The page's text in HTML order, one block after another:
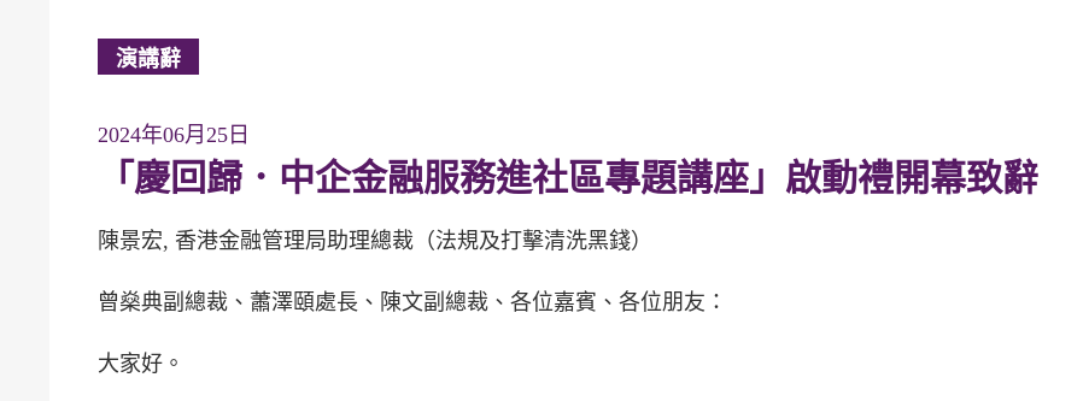
演講辭
2024年06月25日
「慶回歸．中企金融服務進社區專題講座」啟動禮開幕致辭
陳景宏, 香港金融管理局助理總裁（法規及打擊清洗黑錢）
曾燊典副總裁、蕭澤頤處長、陳文副總裁、各位嘉賓、各位朋友：
大家好。